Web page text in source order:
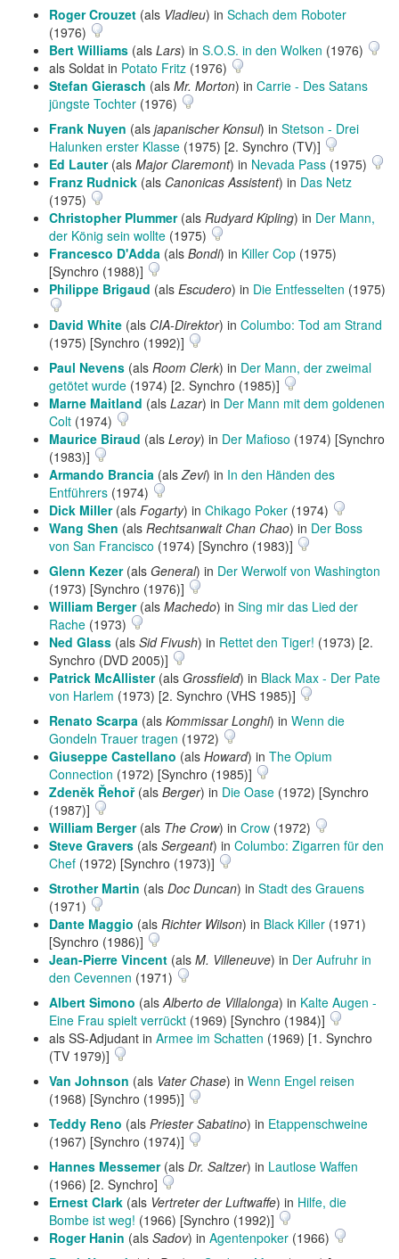
Roger Crouzet (als Vladieu) in Schach dem Roboter
(1976)
Bert Williams (als Lars) in S.O.S. in den Wolken (1976)
als Soldat in Potato Fritz (1976)
Stefan Gierasch (als Mr. Morton) in Carrie - Des Satans
jüngste Tochter (1976)
Frank Nuyen (als japanischer Konsul) in Stetson - Drei
Halunken erster Klasse (1975) [2. Synchro (TV)]
Ed Lauter(als Major Claremont) in Nevada Pass (1975)
Franz Rudnick (als Canonicas Assistent) in Das Netz
(1975)
Christopher Plummer(als Rudyard Kipling) in Der Mann,
der König sein wollte (1975)
Francesco D'Adda (als Bondi) in Killer Cop (1975)
[Synchro (1988)]
Philippe Brigaud (als Escudero) in Die Entfesselten (1975)
David White (als CIA-Direktor) in Columbo: Tod am Strand
(1975) [Synchro (1992)]
Paul Nevens (als Room Clerk) in Der Mann, der zweimal
getötet wurde (1974) [2. Synchro (1985)]
Marne Maitland (als Lazar) in Der Mann mit dem goldenen
Colt (1974)
Maurice Biraud (als Leroy) in Der Mafioso (1974) [Synchro
(1983)]
Armando Brancia (alsZevi) in In den Händen des
Entführers (1974)
Dick Miller(als Fogarty) in Chikago Poker (1974)
Wang Shen (als Rechtsanwalt Chan Chao) in Der Boss
von San Francisco (1974) [Synchro (1983)]
Glenn Kezer(als General) in Der Werwolf von Washington
(1973) [Synchro (1976)]
William Berger(als Machedo) in Sing mir das Lied der
Rache (1973)
Ned Glass (als Sid Fivush) in Rettet den Tiger! (1973) [2.
Synchro (DVD 2005)]
Patrick McAllister(als Grossfield) in Black Max - Der Pate
von Harlem (1973) [2. Synchro (VHS 1985)]
Renato Scarpa (als Kommissar Longhi) in Wenn die
Gondeln Trauer tragen (1972)
Giuseppe Castellano (als Howard) in The Opium
Connection (1972) [Synchro (1985)]
Zdeněk Řehoř(als Berger) in Die Oase (1972) [Synchro
(1987)]
William Berger(als The Crow) in Crow (1972)
Steve Gravers (als Sergeant) in Columbo: Zigarren für den
Chef (1972) [Synchro (1973)]
Strother Martin (als Doc Duncan) in Stadt des Grauens
(1971)
Dante Maggio (als Richter Wilson) in Black Killer (1971)
[Synchro (1986)]
Jean-Pierre Vincent (als M. Villeneuve) in Der Aufruhr in
den Cevennen (1971)
Albert Simono (alsAlberto de Villalonga) in Kalte Augen -
Eine Frau spielt verrückt (1969) [Synchro (1984)]
als SS-Adjudant in Armee im Schatten (1969) [1. Synchro
(TV 1979)]
Van Johnson (als Vater Chase) in Wenn Engel reisen
(1968) [Synchro (1995)]
Teddy Reno (als Priester Sabatino) in Etappenschweine
(1967) [Synchro (1974)]
Hannes Messemer(als Dr. Saltzer) in Lautlose Waffen
(1966) [2. Synchro]
Ernest Clark (als Vertreter der Luftwaffe) in Hilfe, die
Bombe ist weg! (1966) [Synchro (1992)]
Roger Hanin (als Sadov) in Agentenpoker (1966)